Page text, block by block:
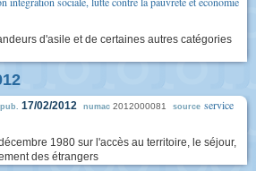
d'asile et de certaines autres catégories
pub. 17/02/2012 numac 2012000081 source service
1980 sur l'accès au territoire, le séjour,
des étrangers